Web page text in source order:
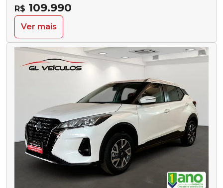
R$ 109.990
Ver mais